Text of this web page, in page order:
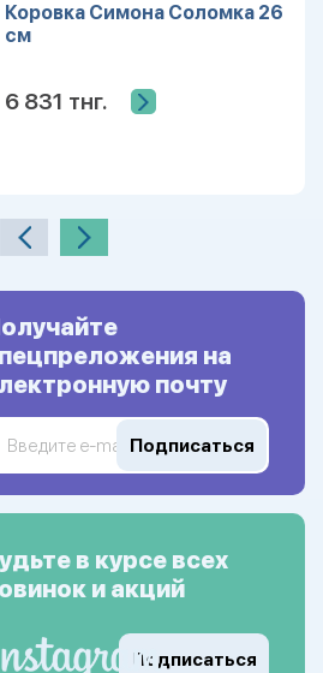
Коровка Симона Соломка 26
см
6 831 тнг.
на
почту
Подписаться
в курсе всех
и акций
Подписаться